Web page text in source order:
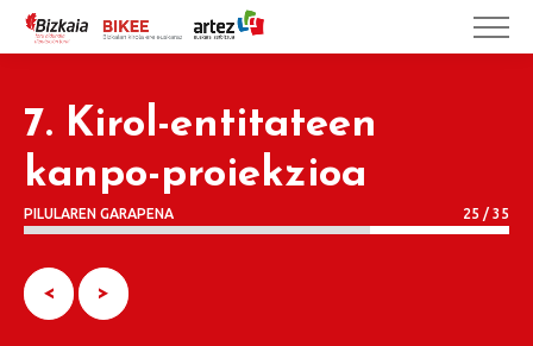
7. Kirol-entitateen
kanpo-proiekzioa
PILULAREN GARAPENA 25 / 35
< >